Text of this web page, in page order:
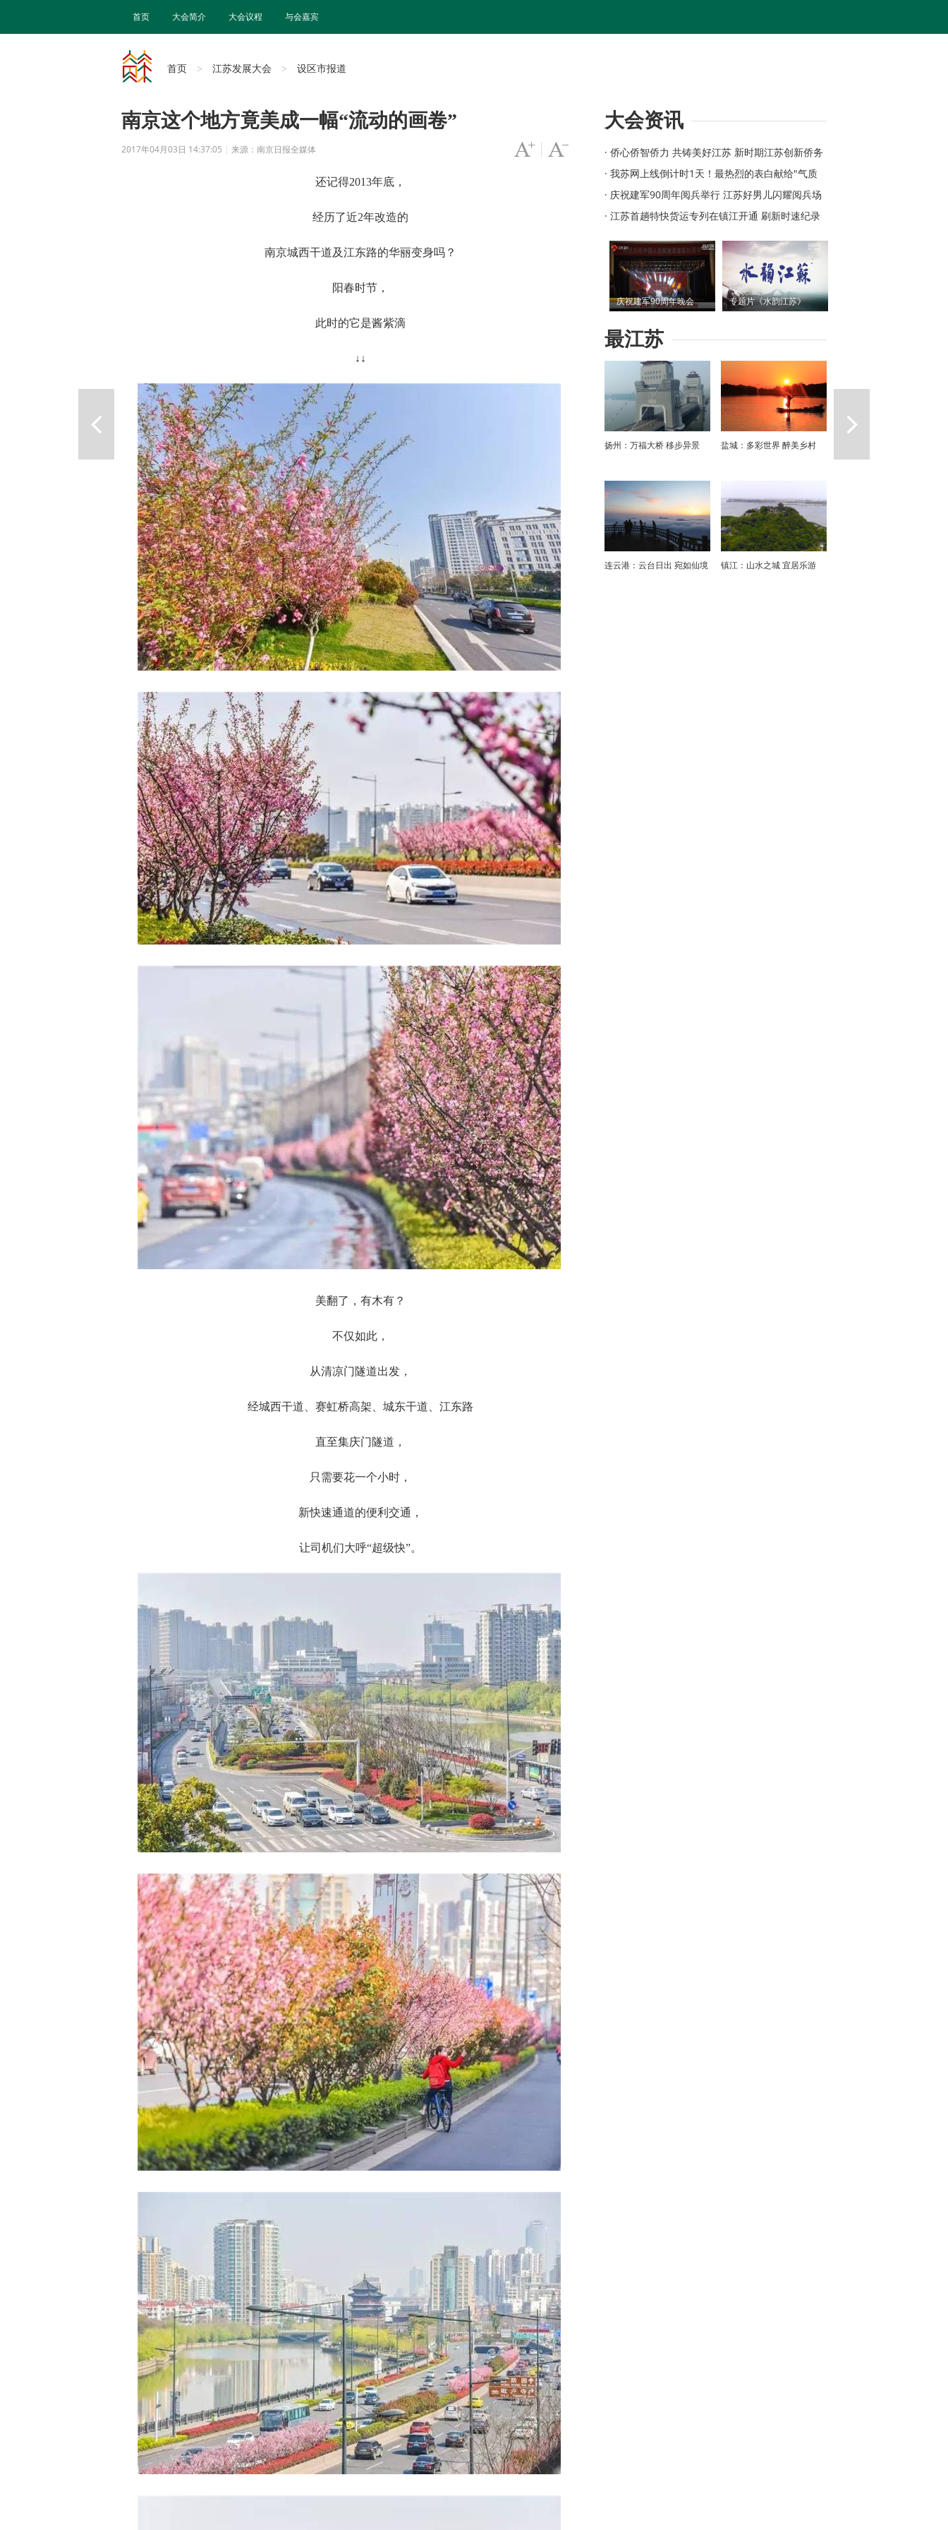
首页 大会简介 大会议程 与会嘉宾
首页 > 江苏发展大会 > 设区市报道
南京这个地方竟美成一幅“流动的画卷”
2017年04月03日 14:37:05 | 来源：南京日报全媒体 字号变小
还记得2013年底，
经历了近2年改造的
南京城西干道及江东路的华丽变身吗？
阳春时节，
此时的它是酱紫滴
↓↓
美翻了，有木有？
不仅如此，
从清凉门隧道出发，
经城西干道、赛虹桥高架、城东干道、江东路
直至集庆门隧道，
只需要花一个小时，
新快速通道的便利交通，
让司机们大呼“超级快”。
大会资讯
· 侨心侨智侨力 共铸美好江苏 新时期江苏创新侨务
工作综述
· 我苏网上线倒计时1天！最热烈的表白献给"气质
苏"
· 庆祝建军90周年阅兵举行 江苏好男儿闪耀阅兵场
· 江苏首趟特快货运专列在镇江开通 刷新时速纪录
庆祝建军90周年晚会 专题片《水韵江苏》
最江苏
扬州：万福大桥 移步异景 盐城：多彩世界 醉美乡村
连云港：云台日出 宛如仙境 镇江：山水之城 宜居乐游
下一篇